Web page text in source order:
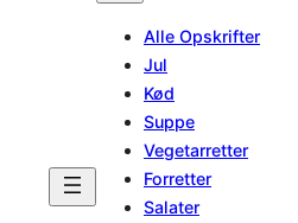
Alle Opskrifter
Jul
Kød
Suppe
Vegetarretter
Forretter
Salater